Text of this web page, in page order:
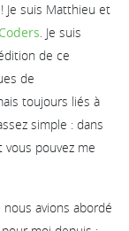
Je suis Matthieu et
. Je suis
de ce
de
toujours liés à
simple : dans
pouvez me
avions abordé